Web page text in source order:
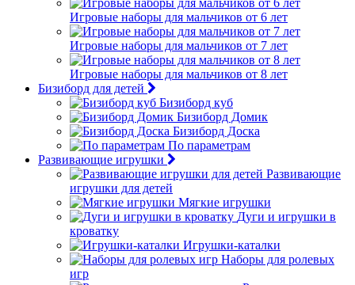
Игровые наборы для мальчиков от 6 лет
Игровые наборы для мальчиков от 7 лет
Игровые наборы для мальчиков от 8 лет
Бизиборд для детей
Бизиборд куб
Бизиборд Домик
Бизиборд Доска
По параметрам
Развивающие игрушки
Развивающие
игрушки для детей
Мягкие игрушки
Дуги и игрушки в
кроватку
Игрушки-каталки
Наборы для ролевых
игр